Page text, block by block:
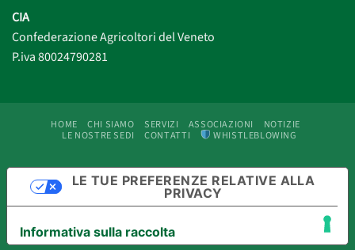
CIA
Confederazione Agricoltori del Veneto
P.iva 80024790281
HOME CHI SIAMO SERVIZI ASSOCIAZIONI NOTIZIE
LE NOSTRE SEDI CONTATTI WHISTLEBLOWING
Informativa sulla raccolta
LE TUE PREFERENZE RELATIVE ALLA
PRIVACY